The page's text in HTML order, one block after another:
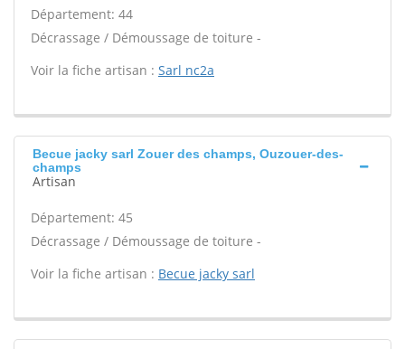
Département: 44
Décrassage / Démoussage de toiture -
Voir la fiche artisan : Sarl nc2a
Becue jacky sarl Zouer des champs, Ouzouer-des-
champs
Artisan
Département: 45
Décrassage / Démoussage de toiture -
Voir la fiche artisan : Becue jacky sarl